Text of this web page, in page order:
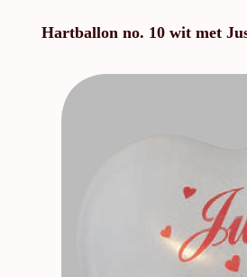
Hartballon no. 10 wit met